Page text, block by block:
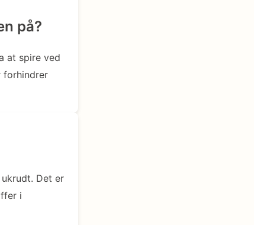
på?
at spire ved
forhindrer
Det er
i